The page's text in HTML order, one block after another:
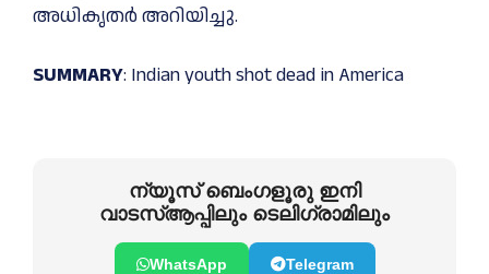
അധികൃതര്‍ അറിയിച്ചു.
SUMMARY: Indian youth shot dead in America
ന്യൂസ് ബെംഗളൂരു ഇനി
വാടസ്ആപ്പിലും ടെലിഗ്രാമിലും
WhatsApp Telegram